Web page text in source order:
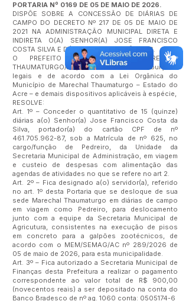
PORTARIA Nº 0169 DE 05 DE MAIO DE 2026.
DISPÕE SOBRE A CONCESSÃO DE DIÁRIAS DE
CAMPO DO DECRETO Nº 217 DE 05 DE MAIO DE
2021 NA ADMINISTRAÇÃO MUNICIPAL DIRETA E
INDIRETA O(A) SENHOR(A) JOSE FRANCISCO
COSTA SILVA E DÁ OUTRAS PROVIDÊNCIAS.
O PREFEITO MUNICIPAL DE MARECHAL
THAUMATURGO/AC, no uso de suas atribuições
legais e de acordo com a Lei Orgânica do
Município de Marechal Thaumaturgo – Estado do
Acre – e demais dispositivos aplicáveis à espécie,
RESOLVE:
Art. 1º – Conceder o quantitativo de 15 (quinze)
diárias a(o) Senhor(a) Jose Francisco Costa da
Silva, portador(a) do cartão CPF de nº
461.705.962-87, sob a Matrícula de nº 625, no
cargo/função de Pedreiro, da Unidade da
Secretaria Municipal de Administração, em viagem
e custeio de despesas com alimentação das
agendas de atividades no que se refere no art 2.
Art. 2º – Fica designado a(o) servidor(a), referido
no art. 1º desta Portaria que se desloque de sua
sede Marechal Thaumaturgo em diárias de campo
em viagem como Pedreiro, para deslocamento
junto com a equipe da Secretaria Municipal de
Agricutura, consistentes na execução de pisos
em concreto para a galpões zootécnicos, de
acordo com o MEM/SEMAG/AC nº 289/2026 de
05 de maio de 2026, para esta municipalidade.
Art. 3º – Fica autorizado a Secretaria Municipal de
Finanças desta Prefeitura a realizar o pagamento
correspondente ao valor total de R$ 900,00
(novecentos reais) a ser depositado na conta do
Banco Bradesco de nº ag. 1060 conta: 0505174-6